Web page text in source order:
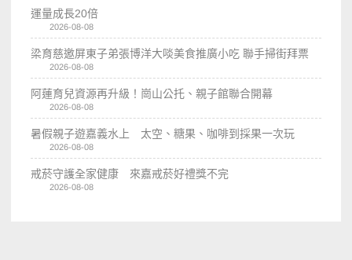
運量成長20倍
2026-08-08
梁育慈邀屏東子弟張博洋大啖美食推廣小吃 聯手掃街拜票
2026-08-08
阿蓮育兒資源再升級！崗山公托、親子館聯合開幕
2026-08-08
暑假親子遊嘉義水上 太空、糖果、咖啡到採果一次玩
2026-08-08
戒菸守護全家健康 來嘉戒菸好禮獎不完
2026-08-08